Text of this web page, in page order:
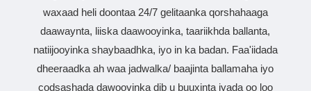
waxaad heli doontaa 24/7 gelitaanka qorshahaaga
daawaynta, liiska daawooyinka, taariikhda ballanta,
natiijooyinka shaybaadhka, iyo in ka badan. Faa'iidada
dheeraadka ah waa jadwalka/ baajinta ballamaha iyo
codsashada dawooyinka dib u buuxinta iyada oo loo